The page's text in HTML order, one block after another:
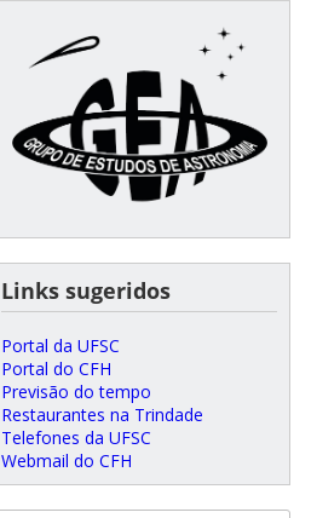
Links sugeridos
Portal da UFSC
Portal do CFH
Previsão do tempo
Restaurantes na Trindade
Telefones da UFSC
Webmail do CFH